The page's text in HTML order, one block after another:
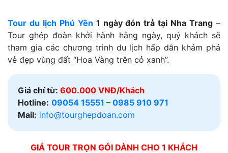
Tour du lịch Phú Yên 1 ngày đón trả tại Nha Trang –
Tour ghép đoàn khởi hành hằng ngày, quý khách sẽ
tham gia các chương trình du lịch hấp dẫn khám phá
vẻ đẹp vùng đất “Hoa Vàng trên cỏ xanh”.
Giá chỉ từ: 600.000 VNĐ/Khách
Hotline: 09054 15551 – 0985 910 971
Mail: info@tourghepdoan.com
GIÁ TOUR TRỌN GÓI DÀNH CHO 1 KHÁCH